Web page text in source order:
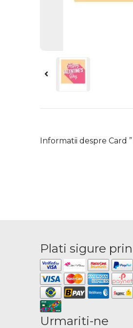
Informatii despre Card
Plati sigure prin
Urmariti-ne